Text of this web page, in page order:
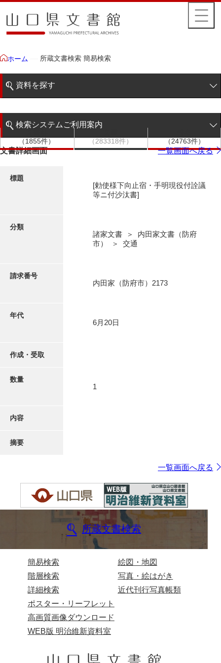
ホーム 所蔵文書検索 簡易検索
資料を探す
階層検索
写真・絵はがき
高画質画像ダウンロード
検索システムご利用案内
検索システムの利用について
（1855件）
（283318件）
（24763件）
文書詳細画面 一覧画面へ戻る
標題
[勅使様下向止宿・手明現役付詮議
等ニ付沙汰書]
分類
諸家文書 ＞ 内田家文書（防府
市） ＞ 交通
請求番号
内田家（防府市）2173
年代
6月20日
作成・受取
数量
1
内容
摘要
一覧画面へ戻る
所蔵文書検索
簡易検索
階層検索
詳細検索
絵図・地図
写真・絵はがき
近代刊行写真帳類
ポスター・リーフレット
高画質画像ダウンロード
WEB版 明治維新資料室